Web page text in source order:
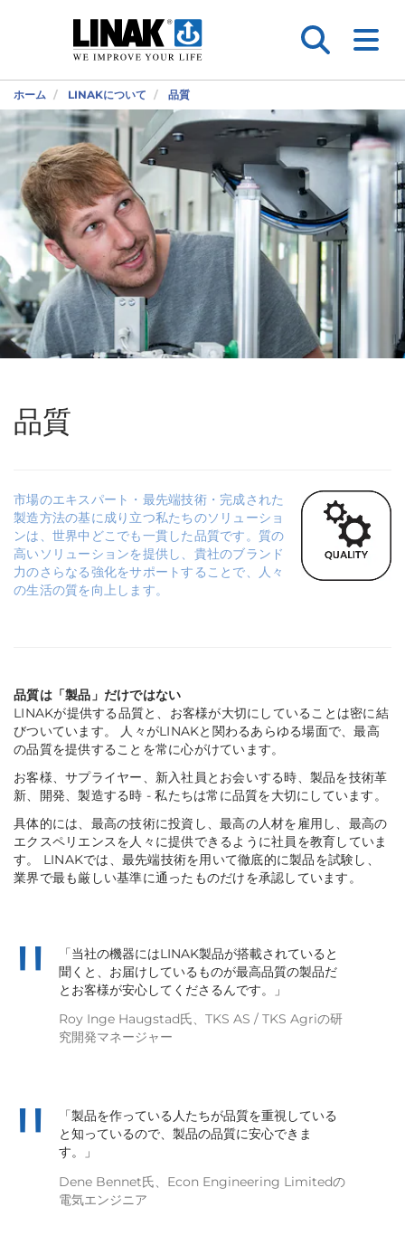
ホーム LINAKについて 品質
品質
市場のエキスパート・最先端技術・完成された
製造方法の基に成り立つ私たちのソリューショ
ンは、世界中どこでも一貫した品質です。質の
高いソリューションを提供し、貴社のブランド
力のさらなる強化をサポートすることで、人々
の生活の質を向上します。
品質は「製品」だけではない
LINAKが提供する品質と、お客様が大切にしていることは密に結
びついています。 人々がLINAKと関わるあらゆる場面で、最高
の品質を提供することを常に心がけています。
お客様、サプライヤー、新入社員とお会いする時、製品を技術革
新、開発、製造する時 - 私たちは常に品質を大切にしています。
具体的には、最高の技術に投資し、最高の人材を雇用し、最高の
エクスペリエンスを人々に提供できるように社員を教育していま
す。 LINAKでは、最先端技術を用いて徹底的に製品を試験し、
業界で最も厳しい基準に通ったものだけを承認しています。
「当社の機器にはLINAK製品が搭載されていると
聞くと、お届けしているものが最高品質の製品だ
とお客様が安心してくださるんです。」
Roy Inge Haugstad氏、TKS AS / TKS Agriの研
究開発マネージャー
「製品を作っている人たちが品質を重視している
と知っているので、製品の品質に安心できま
す。」
Dene Bennet氏、Econ Engineering Limitedの
電気エンジニア